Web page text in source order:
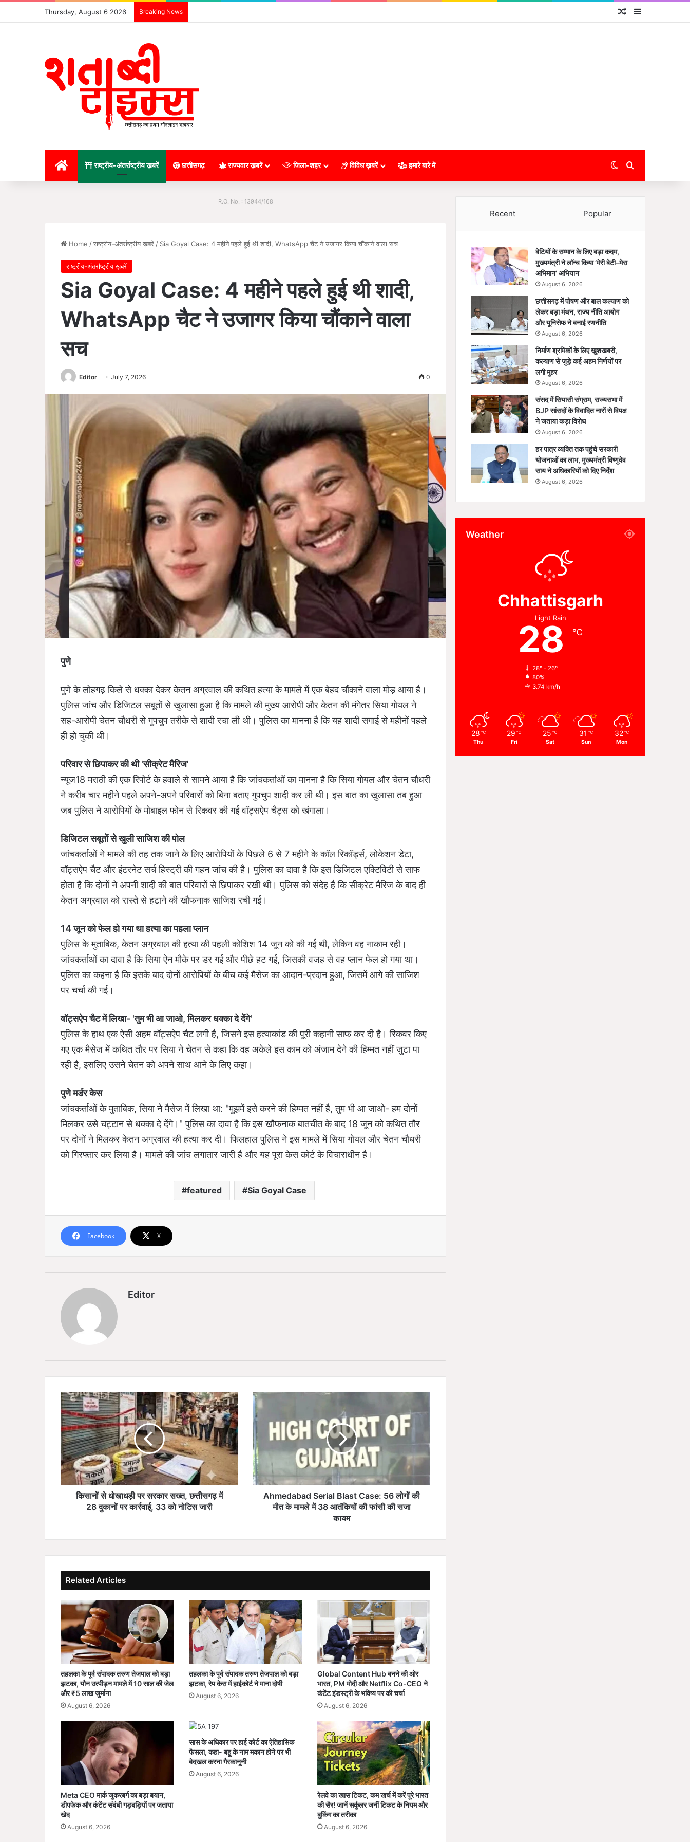
Thursday, August 6 2026 Breaking News Random Article
राष्ट्रीय-अंतर्राष्ट्रीय ख़बरें छत्तीसगढ़ राज्यवार ख़बरें जिला-शहर विविध ख़बरें हमारे बारे में Switch skin
R.O. No. : 13944/168
Home /राष्ट्रीय-अंतर्राष्ट्रीय ख़बरें / Sia Goyal Case: 4 महीने पहले हुई थी शादी, WhatsApp चैट ने उजागर किया चौंकाने वाला सच
राष्ट्रीय-अंतर्राष्ट्रीय ख़बरें
Sia Goyal Case: 4 महीने पहले हुई थी शादी,
WhatsApp चैट ने उजागर किया चौंकाने वाला
सच
Editor July 7, 2026 0
पुणे
पुणे के लोहगढ़ किले से धक्का देकर केतन अग्रवाल की कथित हत्या के मामले में एक बेहद चौंकाने वाला मोड़ आया है।
पुलिस जांच और डिजिटल सबूतों से खुलासा हुआ है कि मामले की मुख्य आरोपी और केतन की मंगेतर सिया गोयल ने
सह-आरोपी चेतन चौधरी से गुपचुप तरीके से शादी रचा ली थी। पुलिस का मानना है कि यह शादी सगाई से महीनों पहले
ही हो चुकी थी।
परिवार से छिपाकर की थी 'सीक्रेट मैरिज'
न्यूज18 मराठी की एक रिपोर्ट के हवाले से सामने आया है कि जांचकर्ताओं का मानना है कि सिया गोयल और चेतन चौधरी
ने करीब चार महीने पहले अपने-अपने परिवारों को बिना बताए गुपचुप शादी कर ली थी। इस बात का खुलासा तब हुआ
जब पुलिस ने आरोपियों के मोबाइल फोन से रिकवर की गई वॉट्सऐप चैट्स को खंगाला।
डिजिटल सबूतों से खुली साजिश की पोल
जांचकर्ताओं ने मामले की तह तक जाने के लिए आरोपियों के पिछले 6 से 7 महीने के कॉल रिकॉर्ड्स, लोकेशन डेटा,
वॉट्सऐप चैट और इंटरनेट सर्च हिस्ट्री की गहन जांच की है। पुलिस का दावा है कि इस डिजिटल एक्टिविटी से साफ
होता है कि दोनों ने अपनी शादी की बात परिवारों से छिपाकर रखी थी। पुलिस को संदेह है कि सीक्रेट मैरिज के बाद ही
केतन अग्रवाल को रास्ते से हटाने की खौफनाक साजिश रची गई।
14 जून को फेल हो गया था हत्या का पहला प्लान
पुलिस के मुताबिक, केतन अग्रवाल की हत्या की पहली कोशिश 14 जून को की गई थी, लेकिन वह नाकाम रही।
जांचकर्ताओं का दावा है कि सिया ऐन मौके पर डर गई और पीछे हट गई, जिसकी वजह से वह प्लान फेल हो गया था।
पुलिस का कहना है कि इसके बाद दोनों आरोपियों के बीच कई मैसेज का आदान-प्रदान हुआ, जिसमें आगे की साजिश
पर चर्चा की गई।
वॉट्सऐप चैट में लिखा- 'तुम भी आ जाओ, मिलकर धक्का दे देंगे'
पुलिस के हाथ एक ऐसी अहम वॉट्सऐप चैट लगी है, जिसने इस हत्याकांड की पूरी कहानी साफ कर दी है। रिकवर किए
गए एक मैसेज में कथित तौर पर सिया ने चेतन से कहा कि वह अकेले इस काम को अंजाम देने की हिम्मत नहीं जुटा पा
रही है, इसलिए उसने चेतन को अपने साथ आने के लिए कहा।
पुणे मर्डर केस
जांचकर्ताओं के मुताबिक, सिया ने मैसेज में लिखा था: "मुझमें इसे करने की हिम्मत नहीं है, तुम भी आ जाओ- हम दोनों
मिलकर उसे चट्टान से धक्का दे देंगे।" पुलिस का दावा है कि इस खौफनाक बातचीत के बाद 18 जून को कथित तौर
पर दोनों ने मिलकर केतन अग्रवाल की हत्या कर दी। फिलहाल पुलिस ने इस मामले में सिया गोयल और चेतन चौधरी
को गिरफ्तार कर लिया है। मामले की जांच लगातार जारी है और यह पूरा केस कोर्ट के विचाराधीन है।
featured Sia Goyal Case
Facebook X
Editor
कि
सा
नों
से
धो
खा
ध
ड़ी
प
र
,
त्ती
स
ढ़
में
2
8
का
नों
र
का
,
3
को
नो
टि
स
किसानों से धोखाधड़ी पर सरकार सख्त, छत्तीसगढ़ में
28 दुकानों पर कार्रवाई, 33 को नोटिस जारी
A
h
m
d
a
b
a
d
a
l
s
t
C
a
s
6
लो
के
मा
Ahmedabad Serial Blast Case: 56 लोगों की
मौत के मामले में 38 आतंकियों की फांसी की सजा
कायम
Related Articles
तहलका के पूर्व संपादक तरुण तेजपाल को बड़ा
झटका, यौन उत्पीड़न मामले में 10 साल की जेल
और ₹5 लाख जुर्माना
August 6, 2026
तहलका के पूर्व संपादक तरुण तेजपाल को बड़ा
झटका, रेप केस में हाईकोर्ट ने माना दोषी
August 6, 2026
Global Content Hub बनने की ओर
भारत, PM मोदी और Netflix Co-CEO ने
कंटेंट इंडस्ट्री के भविष्य पर की चर्चा
August 6, 2026
Meta CEO मार्क जुकरबर्ग का बड़ा बयान,
डीपफेक और कंटेंट संबंधी गड़बड़ियों पर जताया
खेद
August 6, 2026
सास के अधिकार पर हाई कोर्ट का ऐतिहासिक
फैसला, कहा- बहू के नाम मकान होने पर भी
बेदखल करना गैरकानूनी
August 6, 2026
रेलवे का खास टिकट, कम खर्च में करें पूरे भारत
की सैर! जानें सर्कुलर जर्नी टिकट के नियम और
बुकिंग का तरीका
August 6, 2026
Recent Popular
बेटियों के सम्मान के लिए बड़ा कदम,
मुख्यमंत्री ने लॉन्च किया ‘मेरी बेटी–मेरा
अभिमान’ अभियान
August 6, 2026
छत्तीसगढ़ में पोषण और बाल कल्याण को
लेकर बड़ा मंथन, राज्य नीति आयोग
और यूनिसेफ ने बनाई रणनीति
August 6, 2026
निर्माण श्रमिकों के लिए खुशखबरी,
कल्याण से जुड़े कई अहम निर्णयों पर
लगी मुहर
August 6, 2026
संसद में सियासी संग्राम, राज्यसभा में
BJP सांसदों के विवादित नारों से विपक्ष
ने जताया कड़ा विरोध
August 6, 2026
हर पात्र व्यक्ति तक पहुंचे सरकारी
योजनाओं का लाभ, मुख्यमंत्री विष्णुदेव
साय ने अधिकारियों को दिए निर्देश
August 6, 2026
Weather
Chhattisgarh
Light Rain
28 ℃
28º - 26º
80%
3.74 km/h
28 ℃
Thu
29 ℃
Fri
25 ℃
Sat
31 ℃
Sun
32 ℃
Mon